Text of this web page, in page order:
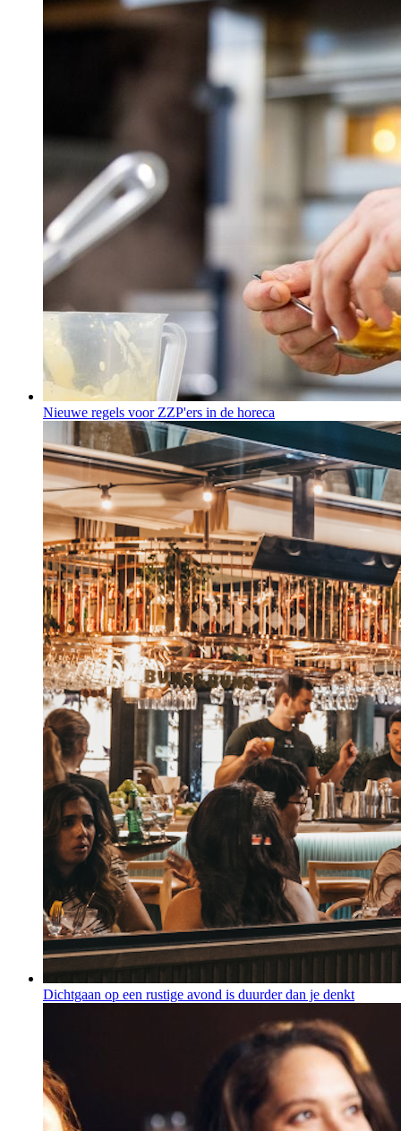
Nieuwe regels voor ZZP'ers in de horeca
Dichtgaan op een rustige avond is duurder dan je denkt